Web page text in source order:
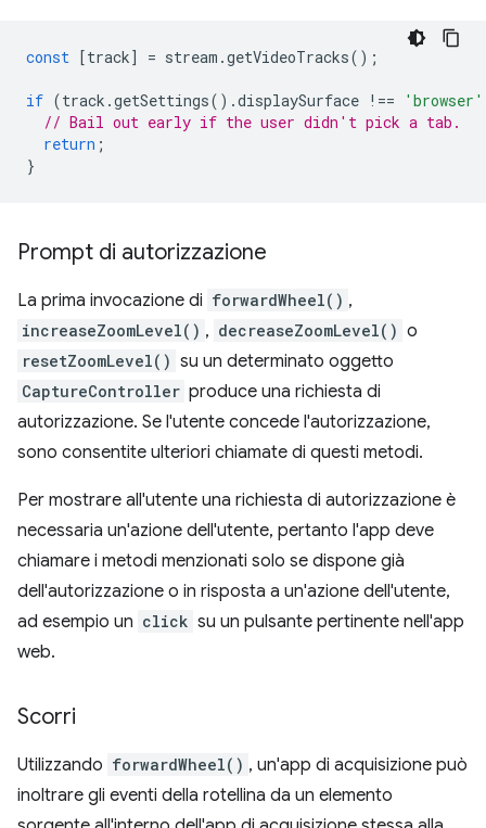
const [track] = stream .getVideoTracks();
if (track .getSettings().displaySurface !== 'browser'
// Bail out early if the user didn't pick a tab.
return ;
}
Prompt di autorizzazione
La prima invocazione di forwardWheel() ,
increaseZoomLevel() , decreaseZoomLevel() o
resetZoomLevel() su un determinato oggetto
CaptureController produce una richiesta di
autorizzazione. Se l'utente concede l'autorizzazione,
sono consentite ulteriori chiamate di questi metodi.
Per mostrare all'utente una richiesta di autorizzazione è
necessaria un'azione dell'utente, pertanto l'app deve
chiamare i metodi menzionati solo se dispone già
dell'autorizzazione o in risposta a un'azione dell'utente,
ad esempio un click su un pulsante pertinente nell'app
web.
Scorri
Utilizzando forwardWheel() , un'app di acquisizione può
inoltrare gli eventi della rotellina da un elemento